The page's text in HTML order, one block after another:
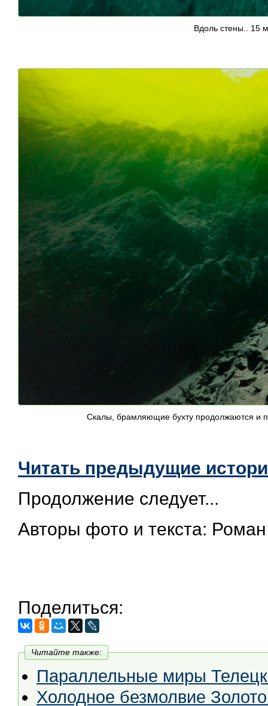
Вдоль стены.. 15
Скалы, брамляющие бухту продолжаются и
Читать предыдущие
Продолжение следует...
Авторы фото и текста:
Поделиться:
Читайте также:
Параллельные миры
Холодное безмолвие